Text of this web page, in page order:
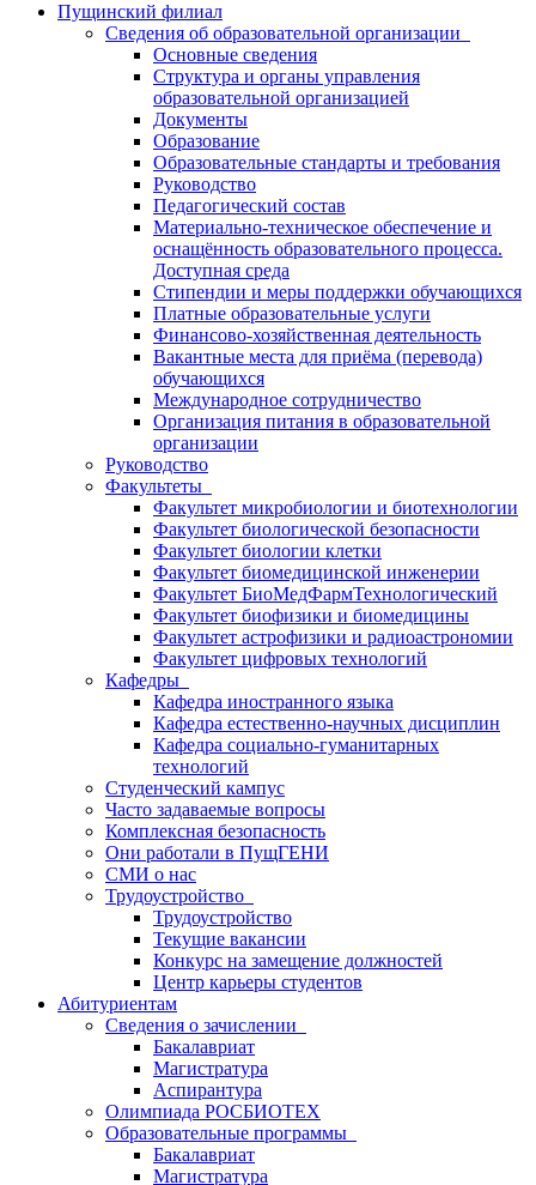
Пущинский филиал
Сведения об образовательной организации
Основные сведения
Структура и органы управления
образовательной организацией
Документы
Образование
Образовательные стандарты и требования
Руководство
Педагогический состав
Материально-техническое обеспечение и
оснащённость образовательного процесса.
Доступная среда
Стипендии и меры поддержки обучающихся
Платные образовательные услуги
Финансово-хозяйственная деятельность
Вакантные места для приёма (перевода)
обучающихся
Международное сотрудничество
Организация питания в образовательной
организации
Руководство
Факультеты
Факультет микробиологии и биотехнологии
Факультет биологической безопасности
Факультет биологии клетки
Факультет биомедицинской инженерии
Факультет БиоМедФармТехнологический
Факультет биофизики и биомедицины
Факультет астрофизики и радиоастрономии
Факультет цифровых технологий
Кафедры
Кафедра иностранного языка
Кафедра естественно-научных дисциплин
Кафедра социально-гуманитарных
технологий
Студенческий кампус
Часто задаваемые вопросы
Комплексная безопасность
Они работали в ПущГЕНИ
СМИ о нас
Трудоустройство
Трудоустройство
Текущие вакансии
Конкурс на замещение должностей
Центр карьеры студентов
Абитуриентам
Сведения о зачислении
Бакалавриат
Магистратура
Аспирантура
Олимпиада РОСБИОТЕХ
Образовательные программы
Бакалавриат
Магистратура